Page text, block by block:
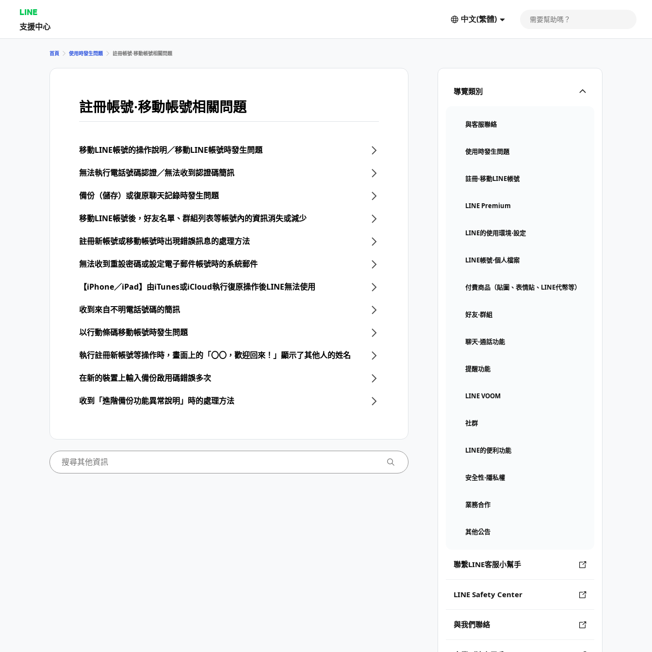
LINE
支援中心
中文(繁體)
導覽類別
與客服聯絡
使用時發生問題
註冊⋅移動LINE帳號
LINE Premium
LINE的使用環境⋅設定
LINE帳號⋅個人檔案
付費商品（貼圖、表情貼、LINE代幣等）
好友⋅群組
聊天⋅通話功能
提醒功能
LINE VOOM
社群
LINE的便利功能
安全性⋅隱私權
業務合作
其他公告
聯繫LINE客服小幫手
LINE Safety Center
與我們聯絡
首頁 使用時發生問題 註冊帳號⋅移動帳號相關問題
註冊帳號⋅移動帳號相關問題
移動LINE帳號的操作說明／移動LINE帳號時發生問題
無法執行電話號碼認證／無法收到認證碼簡訊
備份（儲存）或復原聊天記錄時發生問題
移動LINE帳號後，好友名單、群組列表等帳號內的資訊消失或減少
註冊新帳號或移動帳號時出現錯誤訊息的處理方法
無法收到重設密碼或設定電子郵件帳號時的系統郵件
【iPhone／iPad】由iTunes或iCloud執行復原操作後LINE無法使用
收到來自不明電話號碼的簡訊
以行動條碼移動帳號時發生問題
執行註冊新帳號等操作時，畫面上的「〇〇，歡迎回來！」顯示了其他人的姓名
在新的裝置上輸入備份啟用碼錯誤多次
收到「進階備份功能異常說明」時的處理方法